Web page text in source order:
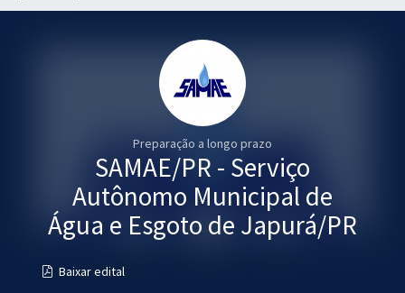
Graduação
Mentorias
Preparação a longo prazo
SAMAE/PR - Serviço
Autônomo Municipal de
Água e Esgoto de Japurá/PR
Baixar edital